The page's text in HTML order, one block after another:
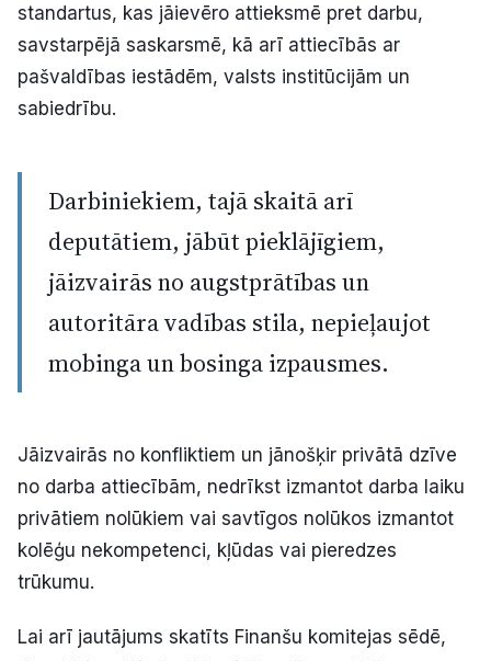
Ziņo redakcijai
Facebook
standartus, kas jāievēro attieksmē pret darbu,
savstarpējā saskarsmē, kā arī attiecībās ar
pašvaldības iestādēm, valsts institūcijām un
sabiedrību.
Darbiniekiem, tajā skaitā arī
deputātiem, jābūt pieklājīgiem,
jāizvairās no augstprātības un
autoritāra vadības stila, nepieļaujot
mobinga un bosinga izpausmes.
Jāizvairās no konfliktiem un jānošķir privātā dzīve
no darba attiecībām, nedrīkst izmantot darba laiku
privātiem nolūkiem vai savtīgos nolūkos izmantot
kolēģu nekompetenci, kļūdas vai pieredzes
trūkumu.
Lai arī jautājums skatīts Finanšu komitejas sēdē,